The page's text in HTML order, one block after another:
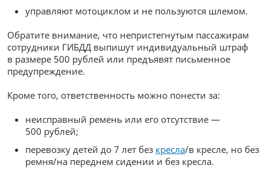
управляют мотоциклом и не пользуются шлемом.
Обратите внимание, что непристегнутым пассажирам
сотрудники ГИБДД выпишут индивидуальный штраф
в размере 500 рублей или предъявят письменное
предупреждение.
Кроме того, ответственность можно понести за:
неисправный ремень или его отсутствие —
500 рублей;
перевозку детей до 7 лет без кресла/в кресле, но без
ремня/на переднем сидении и без кресла.